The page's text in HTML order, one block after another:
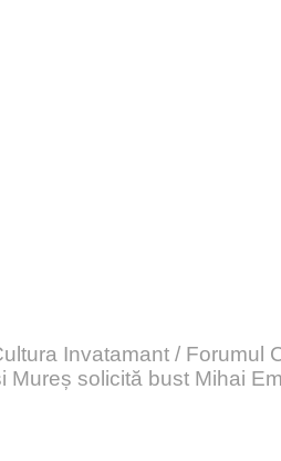
Invatamant / Forumul
Mureș solicită bust Mihai